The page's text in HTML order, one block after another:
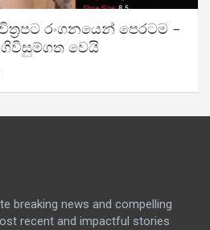
රංගනයෙන් පෙරටම –
ගිවිසුම්ගත වෙයි
breaking news and compelling
recent and impactful stories